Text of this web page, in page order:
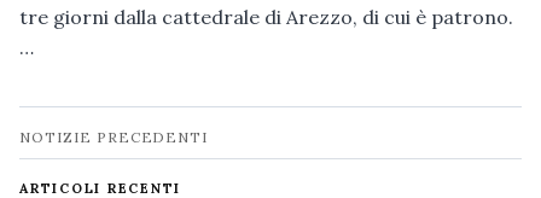
tre giorni dalla cattedrale di Arezzo, di cui è patrono.
…
Navigazione
notizie
NOTIZIE PRECEDENTI
ARTICOLI RECENTI